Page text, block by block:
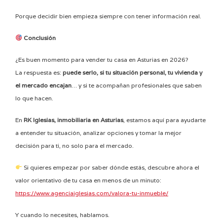
Porque decidir bien empieza siempre con tener información real.
Conclusión
¿Es buen momento para vender tu casa en Asturias en 2026?
La respuesta es: puede serlo, si tu situación personal, tu vivienda y
el mercado encajan … y si te acompañan profesionales que saben
lo que hacen.
En RK Iglesias, inmobiliaria en Asturias, estamos aquí para ayudarte
a entender tu situación, analizar opciones y tomar la mejor
decisión para ti, no solo para el mercado.
Si quieres empezar por saber dónde estás, descubre ahora el
valor orientativo de tu casa en menos de un minuto:
https://www.agenciaiglesias.com/valora-tu-inmueble/
Y cuando lo necesites, hablamos.